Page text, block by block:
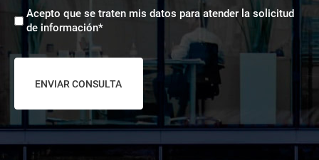
Aceptación
tratamiento
datos
Acepto que se traten mis datos para atender la solicitud
de información*